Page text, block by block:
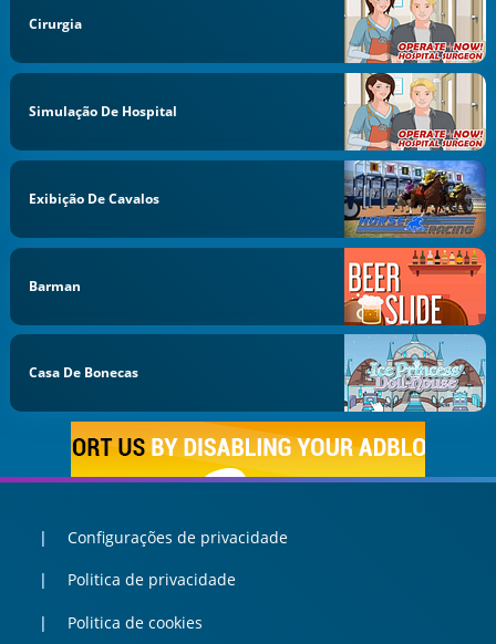
Cirurgia
Simulação De Hospital
Exibição De Cavalos
Barman
Casa De Bonecas
Configurações de privacidade
Politica de privacidade
Politica de cookies